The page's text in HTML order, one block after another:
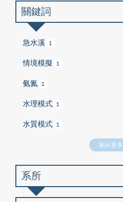
關鍵詞
急水溪 1
情境模擬 1
氨氮 1
水理模式 1
水質模式 1
顯示更多
系所